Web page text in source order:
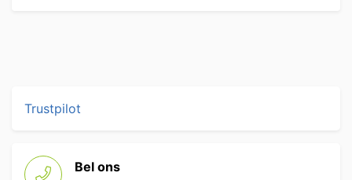
Trustpilot
Bel ons